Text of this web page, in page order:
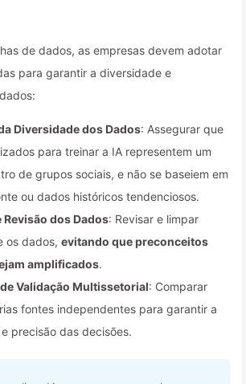
de dados, as empresas devem adotar
para garantir a diversidade e
Diversidade dos Dados: Assegurar que
para treinar a IA representem um
de grupos sociais, e não se baseiem em
ou dados históricos tendenciosos.
Revisão dos Dados: Revisar e limpar
os dados, evitando que preconceitos
amplificados.
Validação Multissetorial: Comparar
fontes independentes para garantir a
precisão das decisões.